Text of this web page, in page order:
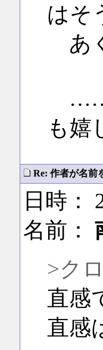
はそ
あ
……
も嬉
Re: 作者が名
日時：
名前：
>ク
直感
直感